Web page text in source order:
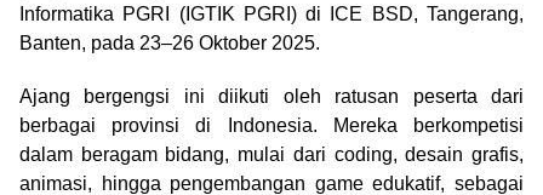
Informatika PGRI (IGTIK PGRI) di ICE BSD, Tangerang,
Banten, pada 23–26 Oktober 2025.
Ajang bergengsi ini diikuti oleh ratusan peserta dari
berbagai provinsi di Indonesia. Mereka berkompetisi
dalam beragam bidang, mulai dari coding, desain grafis,
animasi, hingga pengembangan game edukatif, sebagai